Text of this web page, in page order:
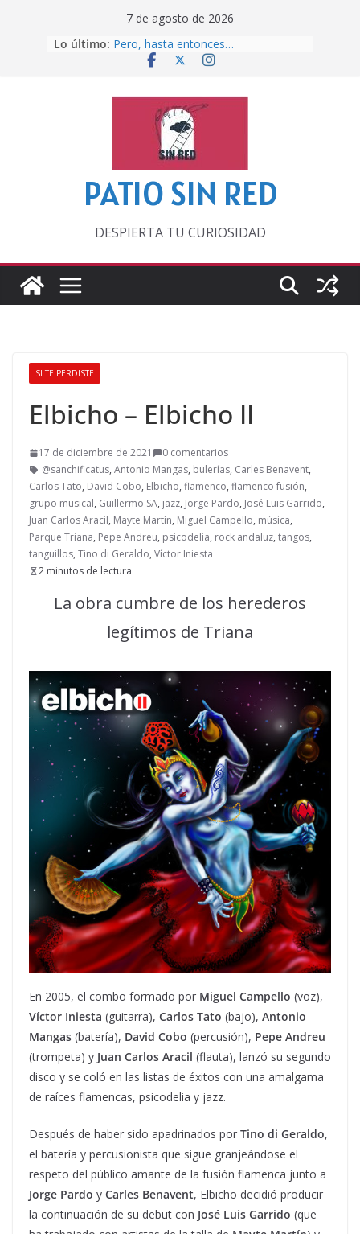
7 de agosto de 2026
Lo último: Pero, hasta entonces…
Por los viejos tiempos
lecturas veraniegas
Otra del Mundial
Lunática
PATIO SIN RED
DESPIERTA TU CURIOSIDAD
SI TE PERDISTE
Elbicho – Elbicho II
17 de diciembre de 2021
0 comentarios
@sanchificatus, Antonio Mangas, bulerías, Carles Benavent,
Carlos Tato, David Cobo, Elbicho, flamenco, flamenco fusión,
grupo musical, Guillermo SA, jazz, Jorge Pardo, José Luis Garrido,
Juan Carlos Aracil, Mayte Martín, Miguel Campello, música,
Parque Triana, Pepe Andreu, psicodelia, rock andaluz, tangos,
tanguillos, Tino di Geraldo, Víctor Iniesta
2 minutos de lectura
La obra cumbre de los herederos
legítimos de Triana
En 2005, el combo formado por Miguel Campello (voz),
Víctor Iniesta (guitarra), Carlos Tato (bajo), Antonio
Mangas (batería), David Cobo (percusión), Pepe Andreu
(trompeta) y Juan Carlos Aracil (flauta), lanzó su segundo
disco y se coló en las listas de éxitos con una amalgama
de raíces flamencas, psicodelia y jazz.
Después de haber sido apadrinados por Tino di Geraldo,
el batería y percusionista que sigue granjeándose el
respeto del público amante de la fusión flamenca junto a
Jorge Pardo y Carles Benavent, Elbicho decidió producir
la continuación de su debut con José Luis Garrido (que